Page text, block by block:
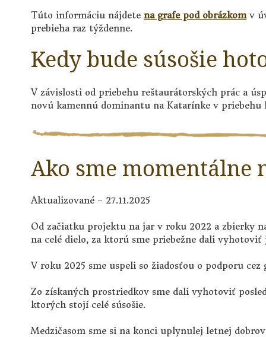
Túto informáciu nájdete na grafe pod obrázkomv
prebieha raz týždenne.
Kedy bude súsošie
V závislosti od priebehu reštaurátorských prác a
novú kamennú dominantu na Katarínke v priebehu
Ako sme momentálne
Aktualizované – 27.11.2025
Od začiatku projektu na jar v roku 2022 a zbierky
na celé dielo, za ktorú sme priebežne dali
V roku 2025 sme uspeli so žiadosťou o podporu
Zo získaných prostriedkov sme dali vyhotoviť
ktorých stojí celé súsošie.
Medzičasom sme si na konci uplynulej letnej